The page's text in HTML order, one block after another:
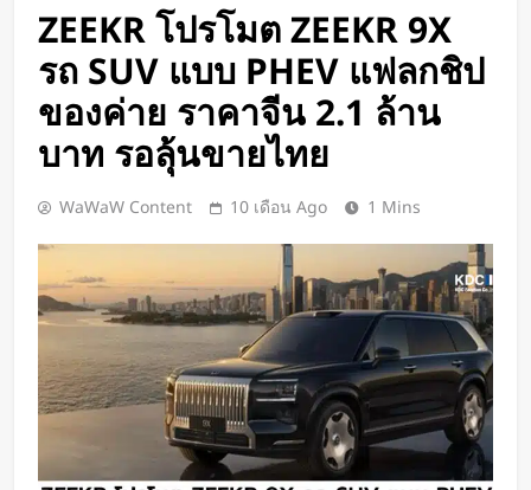
โมงค์ไฮบริด เจาะ-ระเบิดหิน เครื่อง
แรกของโลก
15 ชั่วโมง Ago
Google DeepMind เปิดตัว Weather
Lab แพลตฟอร์ม AI สำหรับคาด
การณ์สภาพอากาศและพายุหมุนเขต
ร้อนล่วงหน้าได้สูงสุด 15 วัน
1 วัน Ago
ChatGPT ทะลุ 1 พันล้านผู้ใช้ต่อ
สัปดาห์ เร็วที่สุดในโลก AI
Xiaomi เปิดตัว SUV พร้อมพื้นที่นอน
ชั้นบน รองรับผู้โดยสารได้ 7 ที่นั่ง
2 วัน Ago
นักวิจัย NUS CDE พัฒนา “ผิว
อิเล็กทรอนิกส์” ที่รับรู้การสัมผัสและ
ซ่อมแซมตัวเองใต้น้ำได้
2 วัน Ago
K-18M โดรนรบฝีมือคนไทย ทดสอบ
ZEEKR โปรโมต ZEEKR 9X
รถ SUV แบบ PHEV แฟลกชิป
ของค่าย ราคาจีน 2.1 ล้าน
บาท รอลุ้นขายไทย
WaWaW Content 10 เดือน Ago 1 Mins